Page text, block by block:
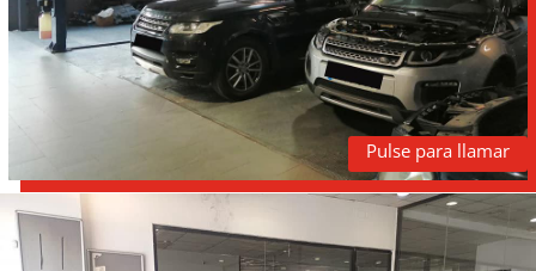
Pulse para llamar